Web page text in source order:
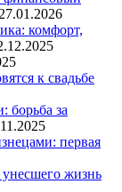
27.01.2026
комфорт,
к свадьбе
борьба за
первая
жизнь